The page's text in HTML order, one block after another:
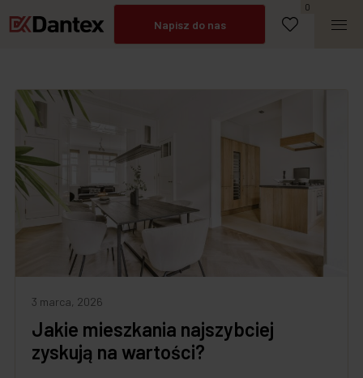
Napisz do nas
Zadzwoń
0
3 marca, 2026
Jakie mieszkania najszybciej
zyskują na wartości?